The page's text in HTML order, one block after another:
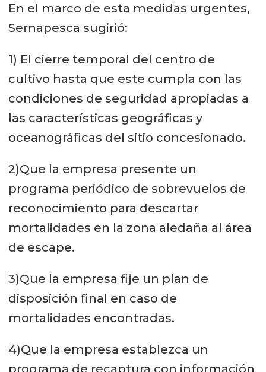
En el marco de esta medidas urgentes,
Sernapesca sugirió:
1) El cierre temporal del centro de
cultivo hasta que este cumpla con las
condiciones de seguridad apropiadas a
las características geográficas y
oceanográficas del sitio concesionado.
2)Que la empresa presente un
programa periódico de sobrevuelos de
reconocimiento para descartar
mortalidades en la zona aledaña al área
de escape.
3)Que la empresa fije un plan de
disposición final en caso de
mortalidades encontradas.
4)Que la empresa establezca un
programa de recaptura con información